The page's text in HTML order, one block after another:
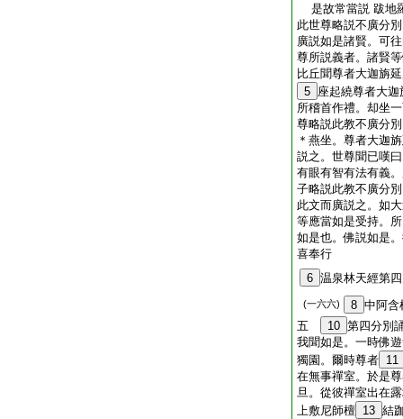
是故常當説 跋地
此世尊略説不廣分
廣説如是諸賢。可
尊所説義者。諸賢
比丘聞尊者大迦旃
5 座起繞尊者大
所稽首作禮。却坐
尊略説此教不廣分
＊燕坐。尊者大迦
説之。世尊聞已嘆
有眼有智有法有義
子略説此教不廣分
此文而廣説之。如
等應當如是受持。
如是也。佛説如是
喜奉行
6 温泉林天經第
(一六六) 8 中阿含
五
10 第四分別
我聞如是。一時佛
獨園。爾時尊者 11
在無事禪室。於是
旦。從彼禪室出在
上敷尼師檀 13 結